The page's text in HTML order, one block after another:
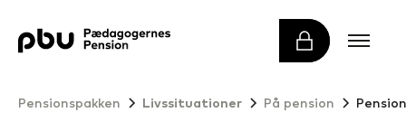
Pensionspakken Livssituationer På pension